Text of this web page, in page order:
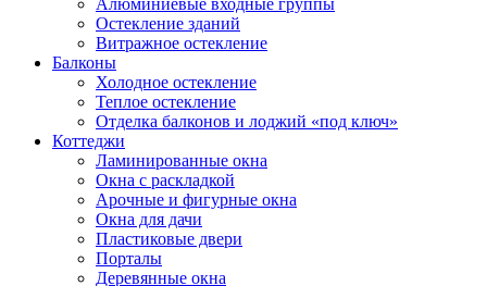
Алюминиевые входные группы
Остекление зданий
Витражное остекление
Балконы
Холодное остекление
Теплое остекление
Отделка балконов и лоджий «под ключ»
Коттеджи
Ламинированные окна
Окна с раскладкой
Арочные и фигурные окна
Окна для дачи
Пластиковые двери
Порталы
Деревянные окна